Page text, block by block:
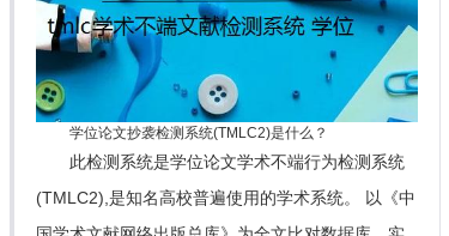
博士论文
学位论文抄袭检测系统(TMLC2)是什么？
此检测系统是学位论文学术不端行为检测系统
(TMLC2),是知名高校普遍使用的学术系统。 以《中